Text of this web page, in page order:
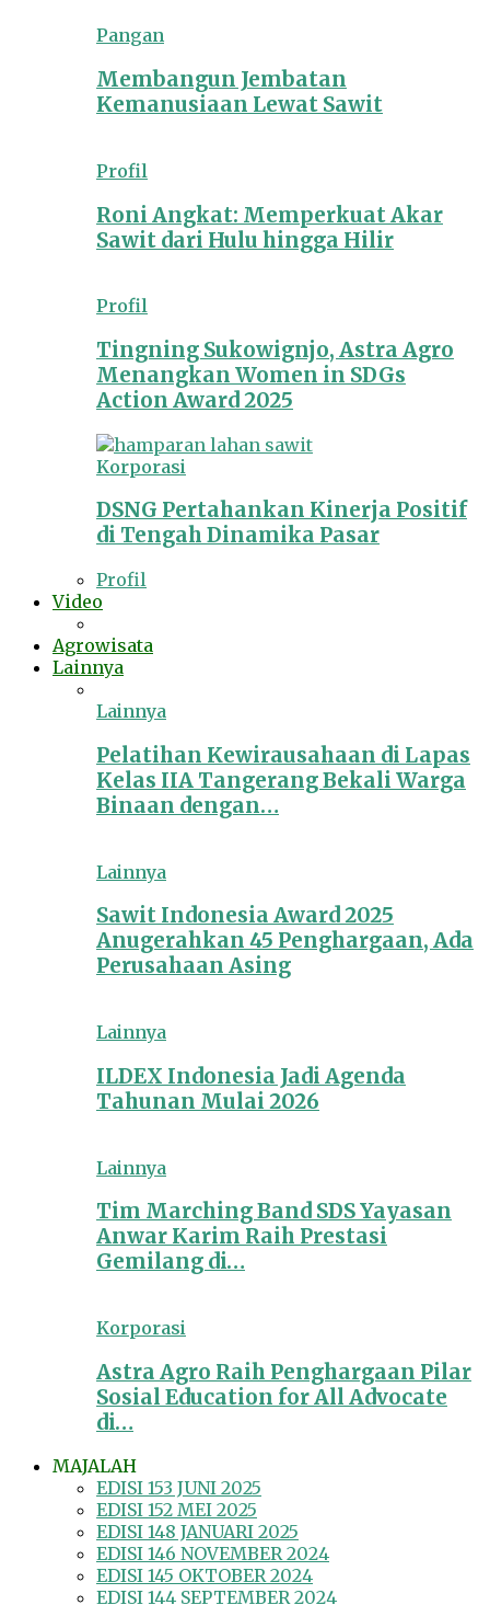
Pangan
Membangun Jembatan
Kemanusiaan Lewat Sawit
Profil
Roni Angkat: Memperkuat Akar
Sawit dari Hulu hingga Hilir
Profil
Tingning Sukowignjo, Astra Agro
Menangkan Women in SDGs
Action Award 2025
Korporasi
DSNG Pertahankan Kinerja Positif
di Tengah Dinamika Pasar
Profil
Video
Agrowisata
Lainnya
Lainnya
Pelatihan Kewirausahaan di Lapas
Kelas IIA Tangerang Bekali Warga
Binaan dengan…
Lainnya
Sawit Indonesia Award 2025
Anugerahkan 45 Penghargaan, Ada
Perusahaan Asing
Lainnya
ILDEX Indonesia Jadi Agenda
Tahunan Mulai 2026
Lainnya
Tim Marching Band SDS Yayasan
Anwar Karim Raih Prestasi
Gemilang di…
Korporasi
Astra Agro Raih Penghargaan Pilar
Sosial Education for All Advocate
di…
MAJALAH
EDISI 153 JUNI 2025
EDISI 152 MEI 2025
EDISI 148 JANUARI 2025
EDISI 146 NOVEMBER 2024
EDISI 145 OKTOBER 2024
EDISI 144 SEPTEMBER 2024